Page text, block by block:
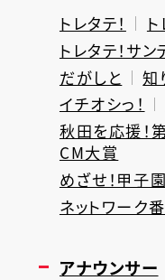
トレタテ！
トレタテ！サン
だがしと
知
イチオシっ！
秋田を応援！
CM大賞
めざせ！甲子園
ネットワーク
アナウンサー